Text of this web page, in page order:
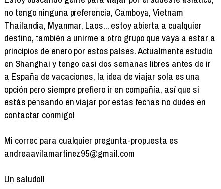
no tengo ninguna preferencia, Camboya, Vietnam,
Thailandia, Myanmar, Laos... estoy abierta a cualquier
destino, también a unirme a otro grupo que vaya a estar a
principios de enero por estos países. Actualmente estudio
en Shanghai y tengo casi dos semanas libres antes de ir
a España de vacaciones, la idea de viajar sola es una
opción pero siempre prefiero ir en compañía, así que si
estás pensando en viajar por estas fechas no dudes en
contactar conmigo!
Mi correo para cualquier pregunta-propuesta es
andreaavilamartinez95@gmail.com
Un saludo!!